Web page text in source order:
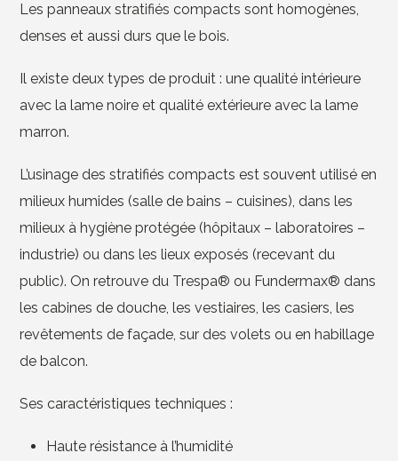
Les panneaux stratifiés compacts sont homogènes,
denses et aussi durs que le bois.
Il existe deux types de produit : une qualité intérieure
avec la lame noire et qualité extérieure avec la lame
marron.
L’usinage des stratifiés compacts est souvent utilisé en
milieux humides (salle de bains – cuisines), dans les
milieux à hygiène protégée (hôpitaux – laboratoires –
industrie) ou dans les lieux exposés (recevant du
public). On retrouve du Trespa® ou Fundermax® dans
les cabines de douche, les vestiaires, les casiers, les
revêtements de façade, sur des volets ou en habillage
de balcon.
Ses caractéristiques techniques :
Haute résistance à l’humidité